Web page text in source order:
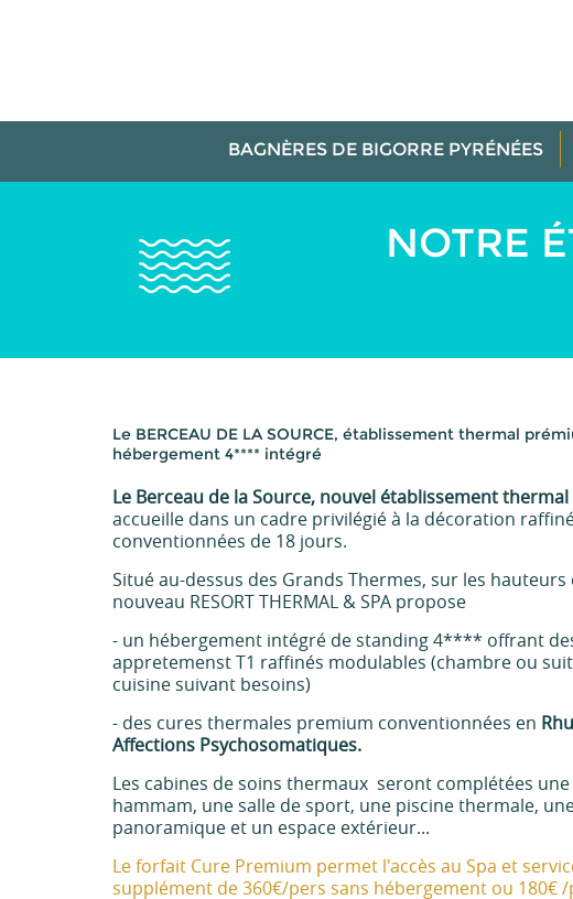
BAGNÈRES DE BIGORREPYRÉNÉES
NOTRE
Le BERCEAU DE LA SOURCE, établissement thermal
hébergement 4**** intégré
Le Berceau de la Source, nouvel établissement
accueille dans un cadre privilégié à la décoration
conventionnées de 18 jours.
Situé au-dessus des Grands Thermes, sur les hauteurs
nouveau RESORT THERMAL & SPA propose
- un hébergement intégré de standing 4**** offrant
appretemenst T1 raffinés modulables (chambre ou
cuisine suivant besoins)
- des cures thermales premium conventionnées en
Affections Psychosomatiques.
Les cabines de soins thermaux seront complétées
hammam, une salle de sport, une piscine thermale,
panoramique et un espace extérieur...
Le forfait Cure Premium permet l'accès au Spa et
supplément de 360€/pers sans hébergement ou 180€ /